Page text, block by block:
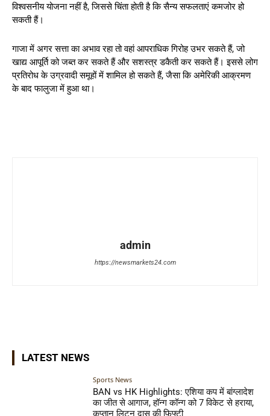
विश्वसनीय योजना नहीं है, जिससे चिंता होती है कि सैन्य सफलताएं कमजोर हो
सकती हैं।
गाजा में अगर सत्ता का अभाव रहा तो वहां आपराधिक गिरोह उभर सकते हैं, जो
खाद्य आपूर्ति को जब्त कर सकते हैं और सशस्त्र डकैती कर सकते हैं। इससे लोग
प्रतिरोध के उग्रवादी समूहों में शामिल हो सकते हैं, जैसा कि अमेरिकी आक्रमण
के बाद फालुजा में हुआ था।
admin
https://newsmarkets24.com
LATEST NEWS
Sports News
BAN vs HK Highlights: एशिया कप में बांग्लादेश
का जीत से आगाज, हॉन्ग कॉन्ग को 7 विकेट से हराया,
कप्तान लिटन दास की फिफ्टी